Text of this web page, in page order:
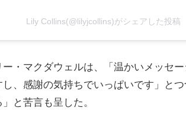
Lily Collins(@lilyjcollins)がシェアした投稿
ー・マクダウェルは、「温かいメッセ
し、感謝の気持ちでいっぱいです」と
と苦言も呈した。